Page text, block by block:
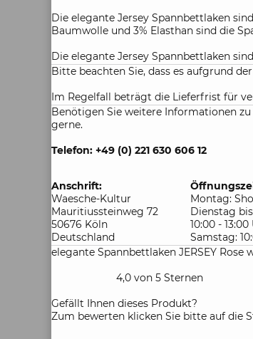
Die elegante Jersey Spannbettlaken
Baumwolle und 3% Elasthan sind die
Die elegante Jersey Spannbettlaken
Bitte beachten Sie, dass es aufgrund
Im Regelfall beträgt die Lieferfrist für
Benötigen Sie weitere Informationen
gerne.
Telefon: +49 (0) 221 630 606 12
Anschrift:
Waesche-Kultur
Mauritiussteinweg 72
50676 Köln
Deutschland
Montag:
Dienstag
10:00 -
Samstag:
elegante Spannbettlaken JERSEY
4,0 von 5 Sternen
Gefällt Ihnen dieses Produkt?
Zum bewerten klicken Sie bitte auf die